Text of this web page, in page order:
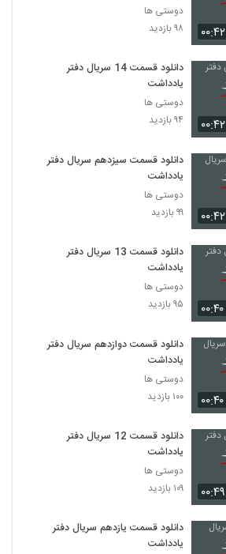
۰۰:۴۲
دوستی ها
۹۸ بازدید
۰۰:۴۲
دانلود قسمت 14 سریال دفتر
یادداشت
دوستی ها
۹۴ بازدید
۰۰:۴۲
دانلود قسمت سیزدهم سریال دفتر
یادداشت
دوستی ها
۹۹ بازدید
۰۰:۴۰
دانلود قسمت 13 سریال دفتر
یادداشت
دوستی ها
۹۵ بازدید
۰۰:۴۰
دانلود قسمت دوازدهم سریال دفتر
یادداشت
دوستی ها
۱۰۰ بازدید
۰۰:۴۹
دانلود قسمت 12 سریال دفتر
یادداشت
دوستی ها
۱۰۹ بازدید
دانلود قسمت یازدهم سریال دفتر
یادداشت